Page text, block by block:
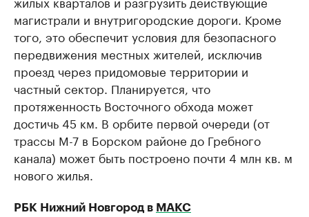
магистрали и внутригородские дороги. Кроме
того, это обеспечит условия для безопасного
передвижения местных жителей, исключив
проезд через придомовые территории и
частный сектор. Планируется, что
протяженность Восточного обхода может
достичь 45 км. В орбите первой очереди (от
трассы М-7 в Борском районе до Гребного
канала) может быть построено почти 4 млн кв. м
нового жилья.
РБК Нижний Новгород в МАКС